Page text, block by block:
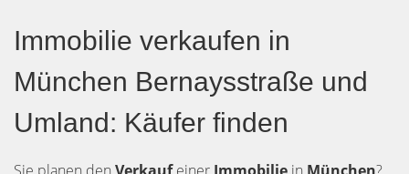
Immobilie verkaufen in
München Bernaysstraße und
Umland: Käufer finden